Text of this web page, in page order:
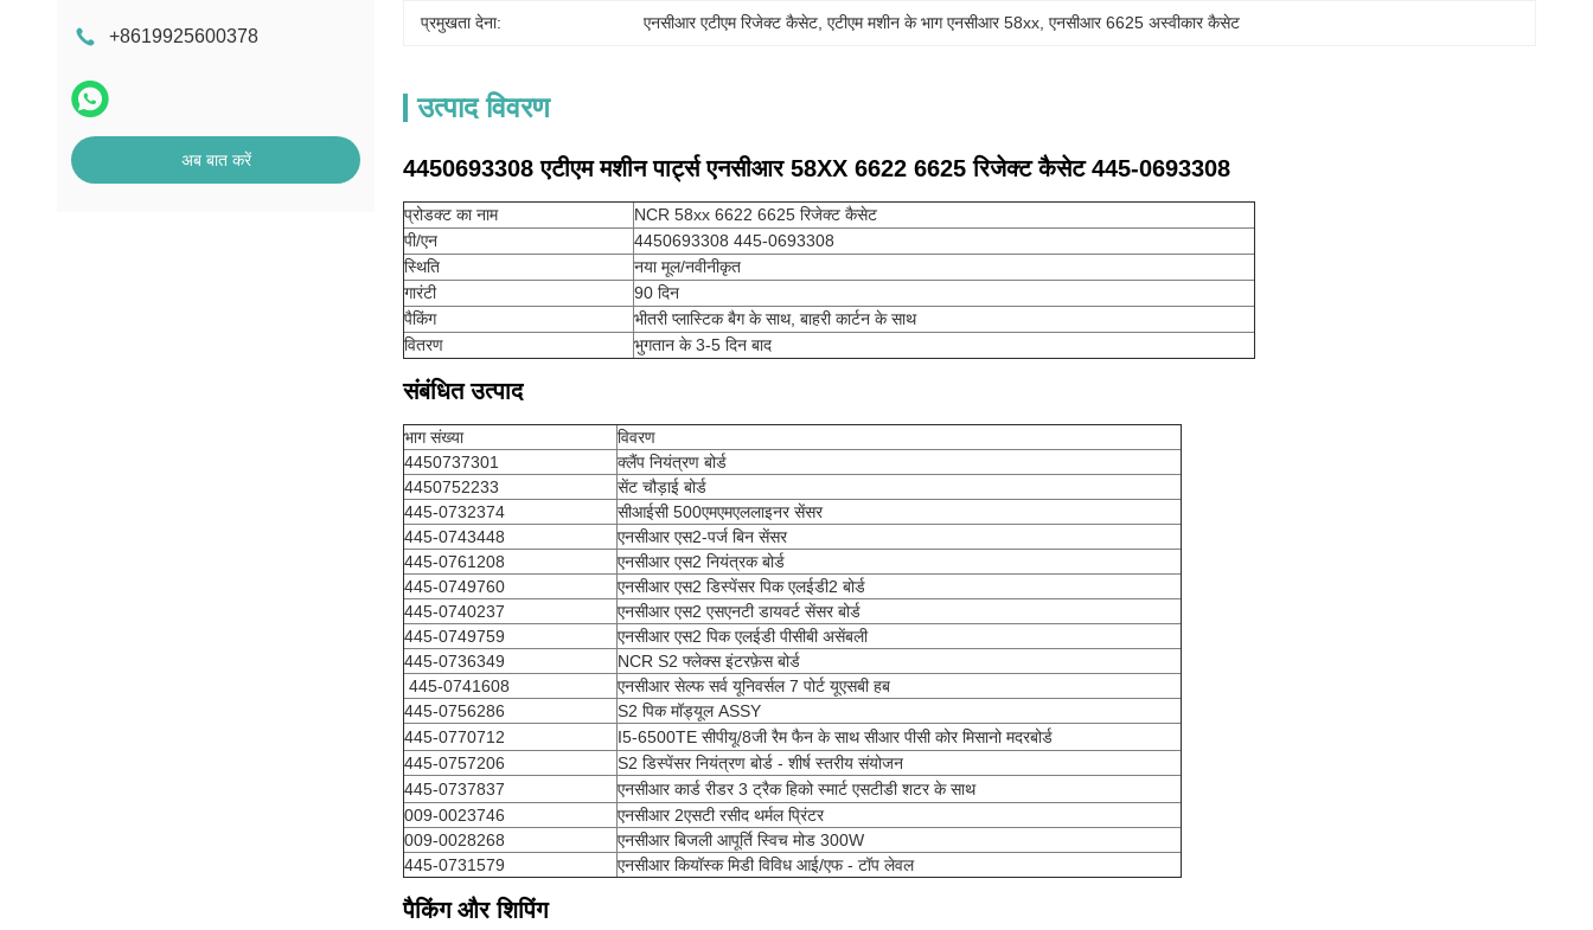
+8619925600378
अब बात करें
प्रमुखता देना: एनसीआर एटीएम रिजेक्ट कैसेट , एटीएम मशीन के भाग एनसीआर 58xx , एनसीआर 6625 अस्वीकार कैसेट
उत्पाद विवरण
4450693308 एटीएम मशीन पार्ट्स एनसीआर 58XX 6622 6625 रिजेक्ट कैसेट 445-0693308
प्रोडक्ट का नाम
NCR 58xx 6622 6625 रिजेक्ट कैसेट
पी/एन
4450693308 445-0693308
स्थिति
नया मूल/नवीनीकृत
गारंटी
90 दिन
पैकिंग
भीतरी प्लास्टिक बैग के साथ, बाहरी कार्टन के साथ
वितरण
भुगतान के 3-5 दिन बाद
संबंधित उत्पाद
भाग संख्या
विवरण
4450737301
क्लैंप नियंत्रण बोर्ड
4450752233
सेंट चौड़ाई बोर्ड
445-0732374
सीआईसी 500एमएमएललाइनर सेंसर
445-0743448
एनसीआर एस2-पर्ज बिन सेंसर
445-0761208
एनसीआर एस2 नियंत्रक बोर्ड
445-0749760
एनसीआर एस2 डिस्पेंसर पिक एलईडी2 बोर्ड
445-0740237
एनसीआर एस2 एसएनटी डायवर्ट सेंसर बोर्ड
445-0749759
एनसीआर एस2 पिक एलईडी पीसीबी असेंबली
445-0736349
NCR S2 फ्लेक्स इंटरफ़ेस बोर्ड
445-0741608
एनसीआर सेल्फ सर्व यूनिवर्सल 7 पोर्ट यूएसबी हब
445-0756286
S2 पिक मॉड्यूल ASSY
445-0770712
I5-6500TE सीपीयू/8जी रैम फैन के साथ सीआर पीसी कोर मिसानो मदरबोर्ड
445-0757206
S2 डिस्पेंसर नियंत्रण बोर्ड - शीर्ष स्तरीय संयोजन
445-0737837
एनसीआर कार्ड रीडर 3 ट्रैक हिको स्मार्ट एसटीडी शटर के साथ
009-0023746
एनसीआर 2एसटी रसीद थर्मल प्रिंटर
009-0028268
एनसीआर बिजली आपूर्ति स्विच मोड 300W
445-0731579
एनसीआर कियॉस्क मिडी विविध आई/एफ - टॉप लेवल
पैकिंग और शिपिंग